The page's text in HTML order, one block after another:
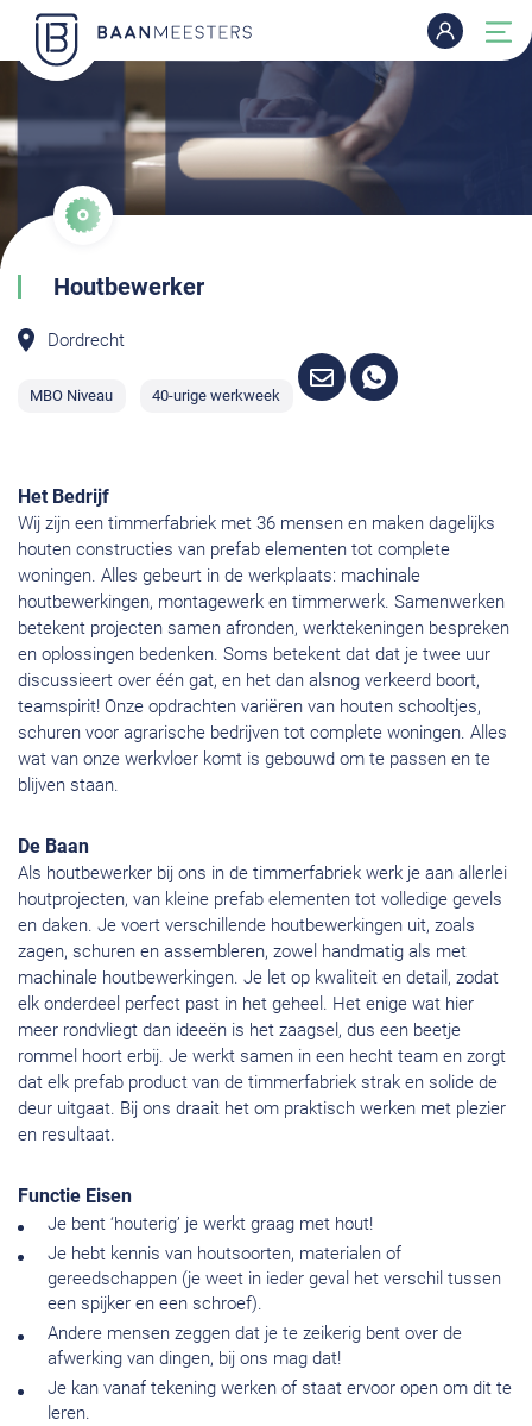
Houtbewerker
Dordrecht
MBO Niveau 40-urige werkweek
Het Bedrijf
Wij zijn een timmerfabriek met 36 mensen en maken dagelijks
houten constructies van prefab elementen tot complete
woningen. Alles gebeurt in de werkplaats: machinale
houtbewerkingen, montagewerk en timmerwerk. Samenwerken
betekent projecten samen afronden, werktekeningen bespreken
en oplossingen bedenken. Soms betekent dat dat je twee uur
discussieert over één gat, en het dan alsnog verkeerd boort,
teamspirit! Onze opdrachten variëren van houten schooltjes,
schuren voor agrarische bedrijven tot complete woningen. Alles
wat van onze werkvloer komt is gebouwd om te passen en te
blijven staan.
De Baan
Als houtbewerker bij ons in de timmerfabriek werk je aan allerlei
houtprojecten, van kleine prefab elementen tot volledige gevels
en daken. Je voert verschillende houtbewerkingen uit, zoals
zagen, schuren en assembleren, zowel handmatig als met
machinale houtbewerkingen. Je let op kwaliteit en detail, zodat
elk onderdeel perfect past in het geheel. Het enige wat hier
meer rondvliegt dan ideeën is het zaagsel, dus een beetje
rommel hoort erbij. Je werkt samen in een hecht team en zorgt
dat elk prefab product van de timmerfabriek strak en solide de
deur uitgaat. Bij ons draait het om praktisch werken met plezier
en resultaat.
Functie Eisen
Je bent ‘houterig’ je werkt graag met hout!
Je hebt kennis van houtsoorten, materialen of
gereedschappen (je weet in ieder geval het verschil tussen
een spijker en een schroef).
Andere mensen zeggen dat je te zeikerig bent over de
afwerking van dingen, bij ons mag dat!
Je kan vanaf tekening werken of staat ervoor open om dit te
leren.